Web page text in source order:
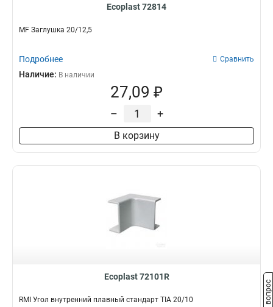
Ecoplast 72814
MF Заглушка 20/12,5
Подробнее Сравнить
Наличие: В наличии
27,09 ₽
– +
В корзину
Ecoplast 72101R
RMI Угол внутренний плавный стандарт TIA 20/10